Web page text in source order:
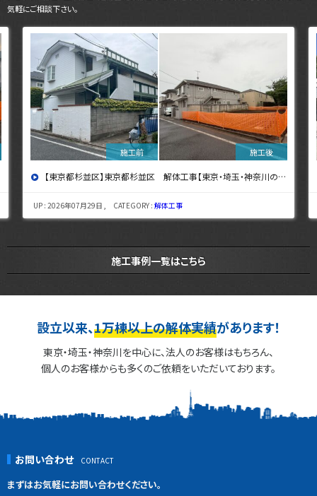
気軽にご相談下さい。
【東京都杉並区】東京都杉並区 解体工事【東京・埼玉・神奈川の解体工事なら東央建設へ】
UP : 2026年07月29日 , CATEGORY :解体工事
施工事例一覧はこちら
設立以来、1万棟以上の解体実績があります！
東京・埼玉・神奈川を中心に、法人のお客様はもちろん、
個人のお客様からも多くのご依頼をいただいております。
お問い合わせ
まずはお気軽にお問い合わせください。